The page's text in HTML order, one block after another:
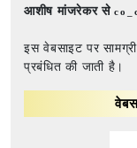
आशीष मांजरेकर से
इस वेबसाइट पर सामग्री
प्रबंधित की जाती है।